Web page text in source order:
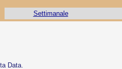
Settimanale
Data.